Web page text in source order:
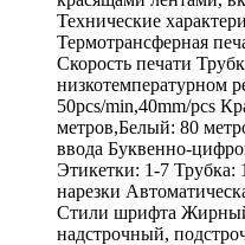
Технические
Термотрансферная
Скорость печати
низкотемпературном
50pcs/min,40mm/pcs
метров,Белый: 80
ввода Буквенно-
Этикетки: 1-7
нарезки
Стили шрифта
надстрочный,